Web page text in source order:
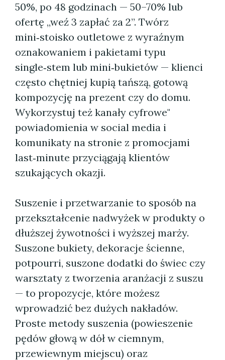
50%, po 48 godzinach — 50–70% lub
ofertę „weź 3 zapłać za 2”. Twórz
mini‑stoisko outletowe z wyraźnym
oznakowaniem i pakietami typu
single‑stem lub mini‑bukietów — klienci
często chętniej kupią tańszą, gotową
kompozycję na prezent czy do domu.
Wykorzystuj też kanały cyfrowe"
powiadomienia w social media i
komunikaty na stronie z promocjami
last‑minute przyciągają klientów
szukających okazji.
Suszenie i przetwarzanie to sposób na
przekształcenie nadwyżek w produkty o
dłuższej żywotności i wyższej marży.
Suszone bukiety, dekoracje ścienne,
potpourri, suszone dodatki do świec czy
warsztaty z tworzenia aranżacji z suszu
— to propozycje, które możesz
wprowadzić bez dużych nakładów.
Proste metody suszenia (powieszenie
pędów głową w dół w ciemnym,
przewiewnym miejscu) oraz